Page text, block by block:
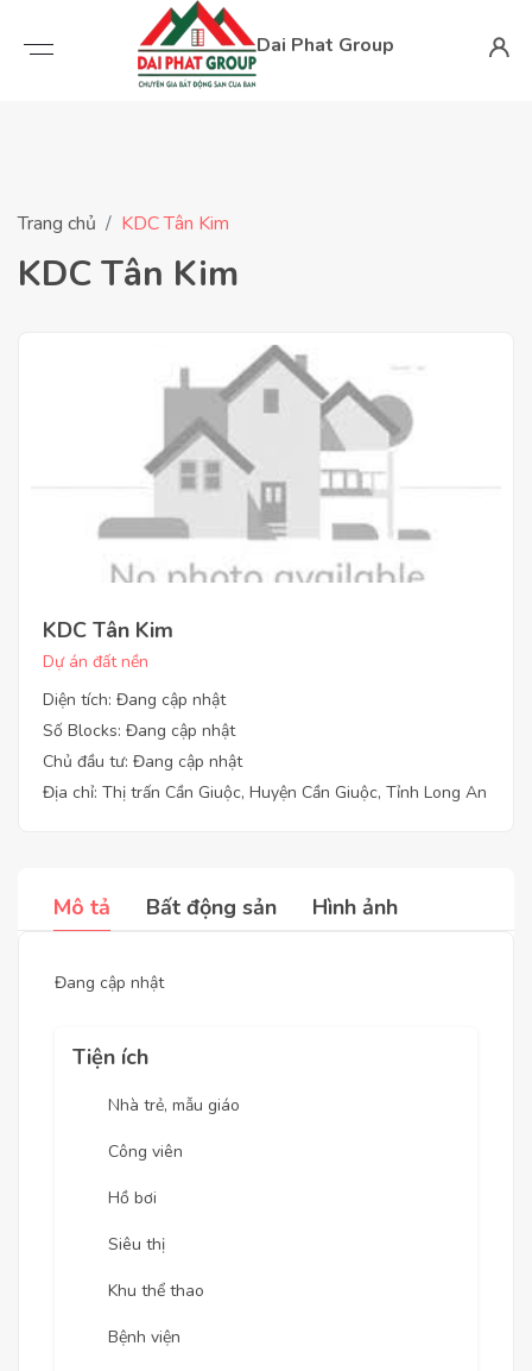
Dai Phat Group
Trang chủ KDC Tân Kim
KDC Tân Kim
KDC Tân Kim
Dự án đất nền
Diện tích: Đang cập nhật
Số Blocks: Đang cập nhật
Chủ đầu tư: Đang cập nhật
Địa chỉ: Thị trấn Cần Giuộc, Huyện Cần Giuộc, Tỉnh Long An
Mô tả Bất động sản Hình ảnh
Đang cập nhật
Tiện ích
Nhà trẻ, mẫu giáo
Công viên
Hồ bơi
Siêu thị
Khu thể thao
Bệnh viện